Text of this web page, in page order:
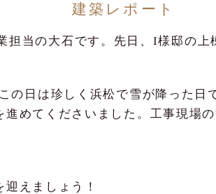
建築レポート
当の大石です。先日、I様邸の上
の日は珍しく浜松で雪が降った日
めてくださいました。工事現場
えましょう！